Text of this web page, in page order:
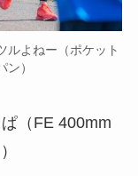
ルよねー（ポケット
）
（FE 400mm